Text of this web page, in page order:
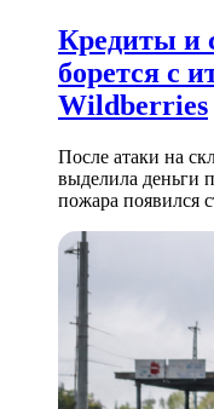
Кредиты и
борется с
Wildberries
После атаки на
выделила деньги
пожара появился